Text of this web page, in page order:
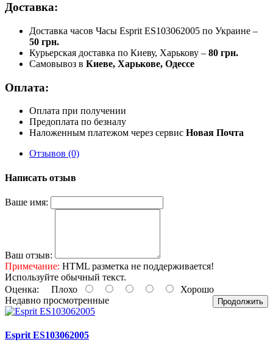
Доставка:
Доставка часов Часы Esprit ES103062005 по Украине –
50 грн.
Курьерская доставка по Киеву, Харькову – 80 грн.
Самовывоз в Киеве, Харькове, Одессе
Оплата:
Оплата при получении
Предоплата по безналу
Наложенным платежом через сервис Новая Почта
Отзывов (0)
Написать отзыв
Ваше имя:
Ваш отзыв:
Примечание: HTML разметка не поддерживается!
Используйте обычный текст.
Оценка: Плохо Хорошо
Продолжить
Недавно просмотренные
Esprit ES103062005